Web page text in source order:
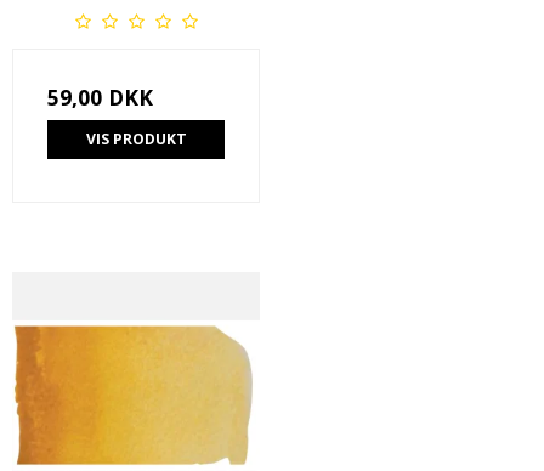
59,00 DKK
VIS PRODUKT